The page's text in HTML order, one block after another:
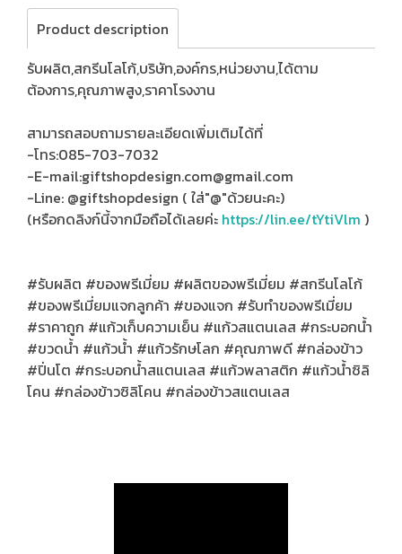
Product description
รับผลิต,สกรีนโลโก้,บริษัท,องค์กร,หน่วยงาน,ได้ตาม
ต้องการ,คุณภาพสูง,ราคาโรงงาน
สามารถสอบถามรายละเอียดเพิ่มเติมได้ที่
-โทร:085-703-7032
-E-mail:giftshopdesign.com@gmail.com
-Line: @giftshopdesign ( ใส่"@"ด้วยนะคะ)
(หรือกดลิงก์นี้จากมือถือได้เลยค่ะ https://lin.ee/tYtiVlm )
#รับผลิต #ของพรีเมี่ยม #ผลิตของพรีเมี่ยม #สกรีนโลโก้
#ของพรีเมี่ยมแจกลูกค้า #ของแจก #รับทําของพรีเมี่ยม
#ราคาถูก #แก้วเก็บความเย็น #แก้วสแตนเลส #กระบอกน้ำ
#ขวดน้ำ #แก้วน้ำ #แก้วรักษโลก #คุณภาพดี #กล่องข้าว
#ปิ่นโต #กระบอกน้ำสแตนเลส #แก้วพลาสติก #แก้วน้ำซิลิ
โคน #กล่องข้าวซิลิโคน #กล่องข้าวสแตนเลส